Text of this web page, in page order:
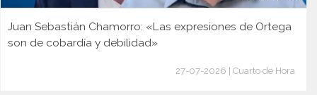
Juan Sebastián Chamorro: «Las expresiones de Ortega
son de cobardía y debilidad»
27-07-2026 | Cuarto de Hora